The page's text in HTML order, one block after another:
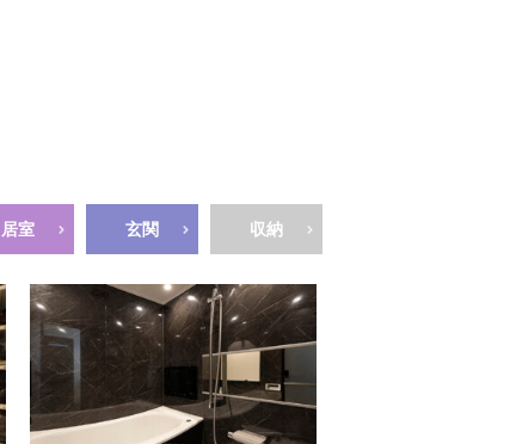
居室 玄関 収納